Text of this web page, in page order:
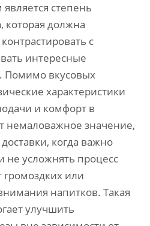
степень
которая должна
с
интересные
Помимо вкусовых
характеристики
и комфорт в
немаловажное значение,
когда важно
не усложнять процесс
или
напитков. Такая
улучшить